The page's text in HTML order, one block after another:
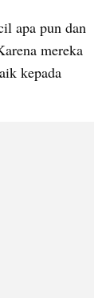
apa pun dan
mereka
kepada